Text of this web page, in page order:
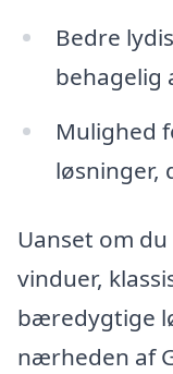
Bedre
Mulighed
løsninger,
Uanset om
vinduer,
bæredygtige
nærheden af